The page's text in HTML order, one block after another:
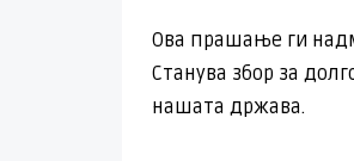
Ова прашање ги
Станува збор за
нашата држава.